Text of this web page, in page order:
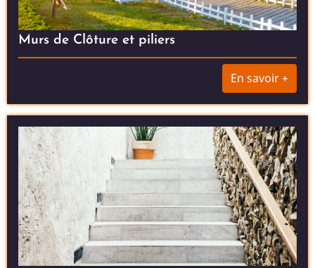
Murs de Clôture et piliers
En savoir +